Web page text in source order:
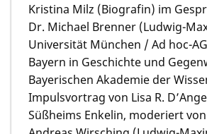
Kristina Milz (Biografin) im
Dr. Michael Brenner (Ludwig-
Universität München / Ad hoc-
Bayern in Geschichte und
Bayerischen Akademie der
Impulsvortrag von Lisa R.
Süßheims Enkelin, moderiert